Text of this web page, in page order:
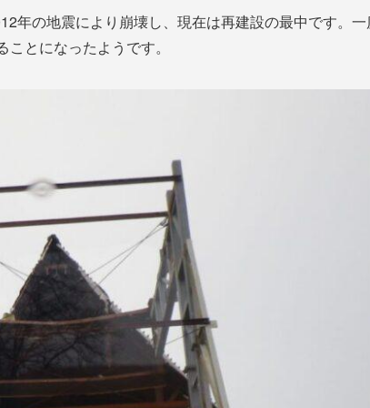
年の地震により崩壊し、現在は再建設の最中です。一
とになったようです。